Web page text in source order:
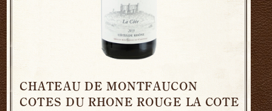
CHATEAU DE MONTFAUCON
COTES DU RHONE ROUGE LA COTE